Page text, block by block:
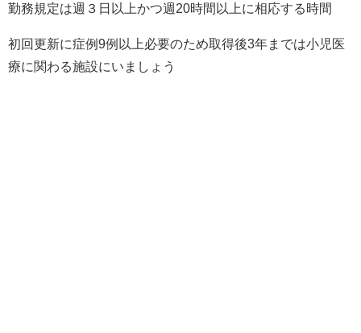
勤務規定は週３日以上かつ週20時間以上に相応する時間
初回更新に症例9例以上必要のため取得後3年までは小児医
療に関わる施設にいましょう